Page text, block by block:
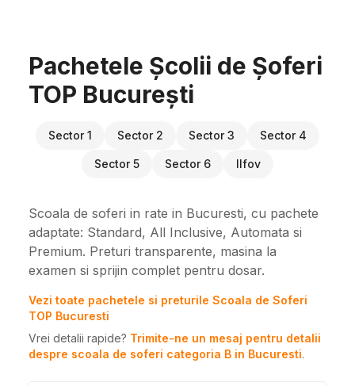
Pachetele Școlii de Șoferi
TOP București
Sector 1 Sector 2 Sector 3 Sector 4
Sector 5 Sector 6 Ilfov
Scoala de soferi in rate in Bucuresti, cu pachete
adaptate: Standard, All Inclusive, Automata si
Premium. Preturi transparente, masina la
examen si sprijin complet pentru dosar.
Vezi toate pachetele si preturile Scoala de Soferi
TOP Bucuresti
Vrei detalii rapide? Trimite-ne un mesaj pentru detalii
despre scoala de soferi categoria B in Bucuresti.